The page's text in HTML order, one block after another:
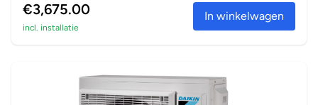
€3,675.00
incl. installatie
In winkelwagen